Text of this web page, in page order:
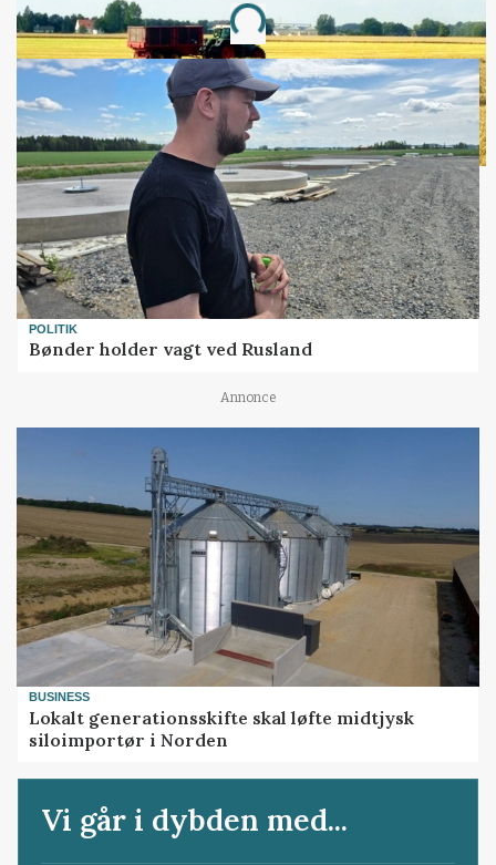
Loading...
POLITIK
Bønder holder vagt ved Rusland
Annonce
BUSINESS
Lokalt generationsskifte skal løfte midtjysk
siloimportør i Norden
Vi går i dybden med...